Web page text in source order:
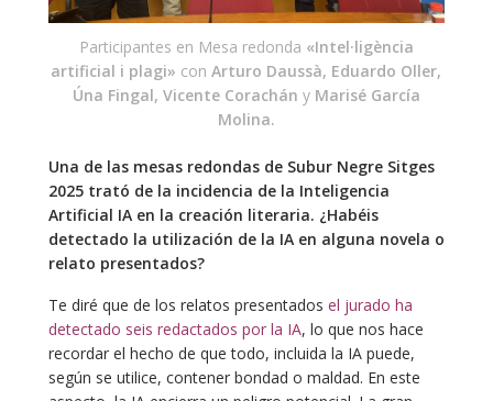
Participantes en Mesa redonda «Intel·ligència
artificial i plagi» conArturo Daussà, Eduardo Oller,
Úna Fingal, Vicente Corachán y Marisé García
Molina.
Una de las mesas redondas de Subur Negre Sitges
2025 trató de la incidencia de la Inteligencia
Artificial IA en la creación literaria. ¿Habéis
detectado la utilización de la IA en alguna novela o
relato presentados?
Te diré que de los relatos presentados el jurado ha
detectado seis redactados por la IA, lo que nos hace
recordar el hecho de que todo, incluida la IA puede,
según se utilice, contener bondad o maldad. En este